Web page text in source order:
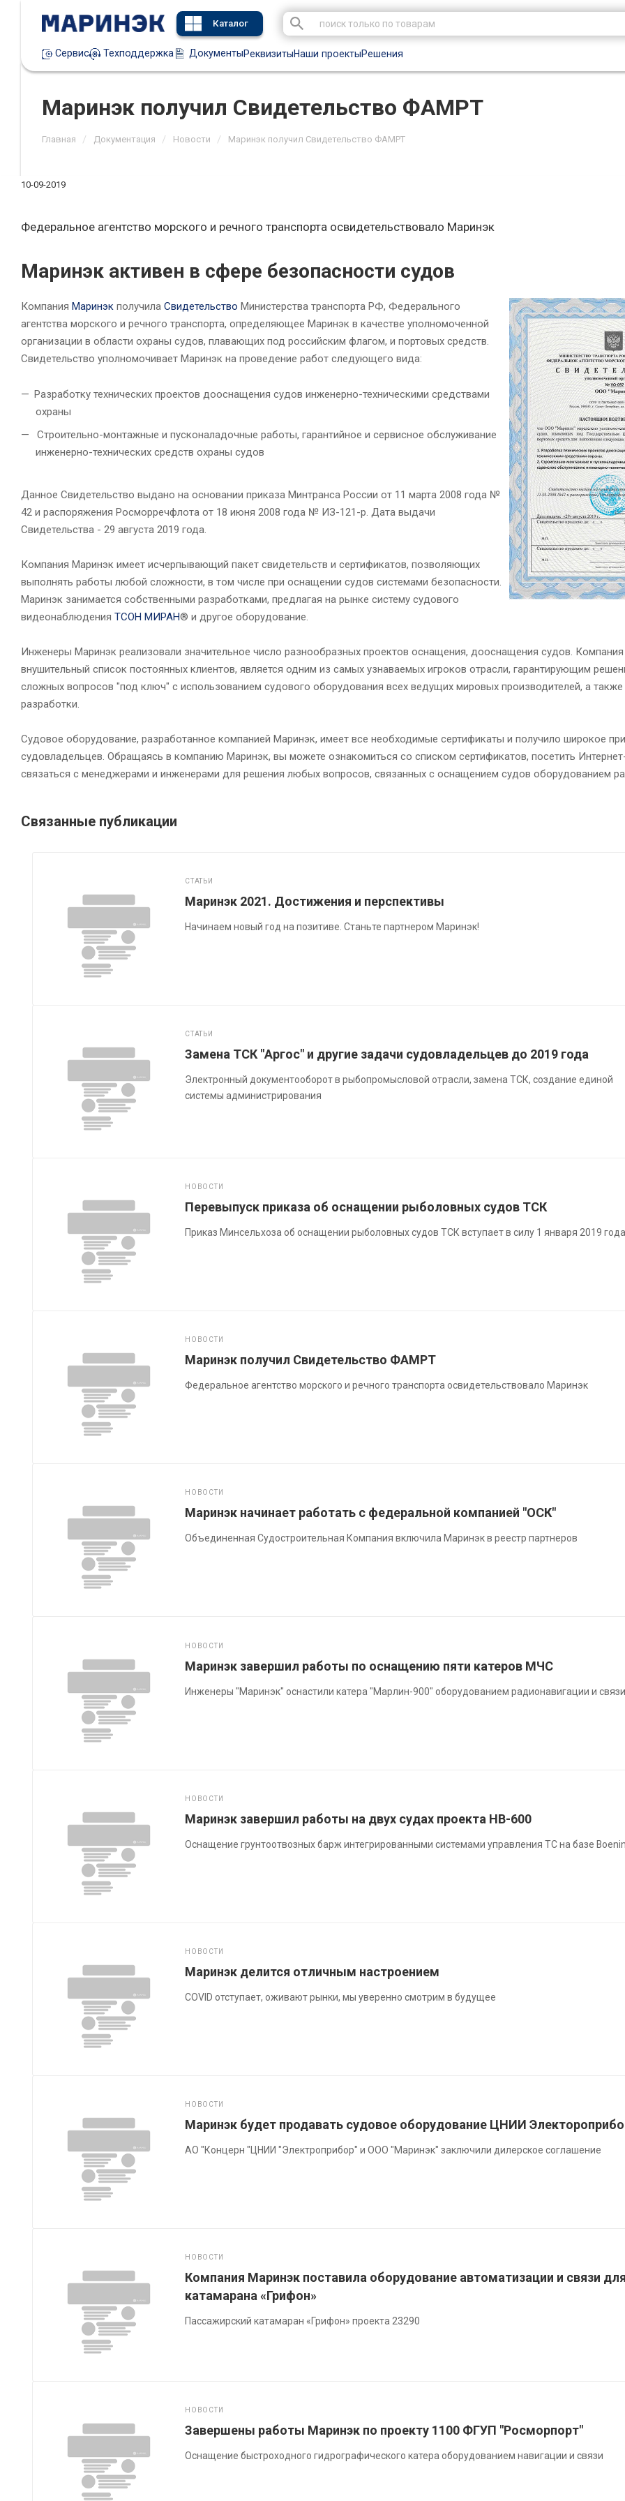
Каталог
Сервис Техподдержка ДокументыРеквизитыНаши проектыРешения
Маринэк получил Свидетельство ФАМРТ
Главная / Документация / Новости / Маринэк получил Свидетельство ФАМРТ
10-09-2019
Федеральное агентство морского и речного транспорта освидетельствовало Маринэк
Маринэк активен в сфере безопасности судов
Компания Маринэк получила Свидетельство Министерства транспорта РФ, Федерального
агентства морского и речного транспорта, определяющее Маринэк в качестве уполномоченной
организации в области охраны судов, плавающих под российским флагом, и портовых средств.
Свидетельство уполномочивает Маринэк на проведение работ следующего вида:
Разработку технических проектов дооснащения судов инженерно-техническими средствами
охраны
Строительно-монтажные и пусконаладочные работы, гарантийное и сервисное обслуживание
инженерно-технических средств охраны судов
Данное Свидетельство выдано на основании приказа Минтранса России от 11 марта 2008 года №
42 и распоряжения Росморречфлота от 18 июня 2008 года № ИЗ-121-р. Дата выдачи
Свидетельства - 29 августа 2019 года.
Компания Маринэк имеет исчерпывающий пакет свидетельств и сертификатов, позволяющих
выполнять работы любой сложности, в том числе при оснащении судов системами безопасности.
Маринэк занимается собственными разработками, предлагая на рынке систему судового
видеонаблюдения ТСОН МИРАН® и другое оборудование.
Инженеры Маринэк реализовали значительное число разнообразных проектов оснащения, дооснащения судов.
внушительный список постоянных клиентов, является одним из самых узнаваемых игроков отрасли, гарантирующим
сложных вопросов "под ключ" с использованием судового оборудования всех ведущих мировых производителей, а
разработки.
Судовое оборудование, разработанное компанией Маринэк, имеет все необходимые сертификаты и получило широкое
судовладельцев. Обращаясь в компанию Маринэк, вы можете ознакомиться со списком сертификатов, посетить
связаться с менеджерами и инженерами для решения любых вопросов, связанных с оснащением судов оборудованием
Связанные публикации
СТАТЬИ
Маринэк 2021. Достижения и перспективы
Начинаем новый год на позитиве. Станьте партнером Маринэк!
СТАТЬИ
Замена ТСК "Аргос" и другие задачи судовладельцев до 2019 года
Электронный документооборот в рыбопромысловой отрасли, замена ТСК, создание единой
системы администрирования
НОВОСТИ
Перевыпуск приказа об оснащении рыболовных судов ТСК
Приказ Минсельхоза об оснащении рыболовных судов ТСК вступает в силу 1 января 2019
НОВОСТИ
Маринэк получил Свидетельство ФАМРТ
Федеральное агентство морского и речного транспорта освидетельствовало Маринэк
НОВОСТИ
Маринэк начинает работать с федеральной компанией "ОСК"
Объединенная Судостроительная Компания включила Маринэк в реестр партнеров
НОВОСТИ
Маринэк завершил работы по оснащению пяти катеров МЧС
Инженеры "Маринэк" оснастили катера "Марлин-900" оборудованием радионавигации и
НОВОСТИ
Маринэк завершил работы на двух судах проекта НВ-600
Оснащение грунтоотвозных барж интегрированными системами управления ТС на базе
НОВОСТИ
Маринэк делится отличным настроением
COVID отступает, оживают рынки, мы уверенно смотрим в будущее
НОВОСТИ
Маринэк будет продавать судовое оборудование ЦНИИ
АО "Концерн "ЦНИИ "Электроприбор" и ООО "Маринэк" заключили дилерское соглашение
НОВОСТИ
Компания Маринэк поставила оборудование автоматизации и связи
катамарана «Грифон»
Пассажирский катамаран «Грифон» проекта 23290
НОВОСТИ
Завершены работы Маринэк по проекту 1100 ФГУП "Росморпорт"
Оснащение быстроходного гидрографического катера оборудованием навигации и связи